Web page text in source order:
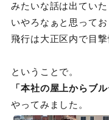
みたいな話は出てい
いやろなぁと思って
飛行は大正区内で目
ということで。
「本社の屋上からブ
やってみました。